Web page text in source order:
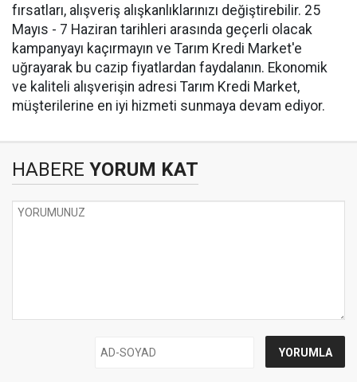
fırsatları, alışveriş alışkanlıklarınızı değiştirebilir. 25
Mayıs - 7 Haziran tarihleri arasında geçerli olacak
kampanyayı kaçırmayın ve Tarım Kredi Market'e
uğrayarak bu cazip fiyatlardan faydalanın. Ekonomik
ve kaliteli alışverişin adresi Tarım Kredi Market,
müşterilerine en iyi hizmeti sunmaya devam ediyor.
HABERE YORUM KAT